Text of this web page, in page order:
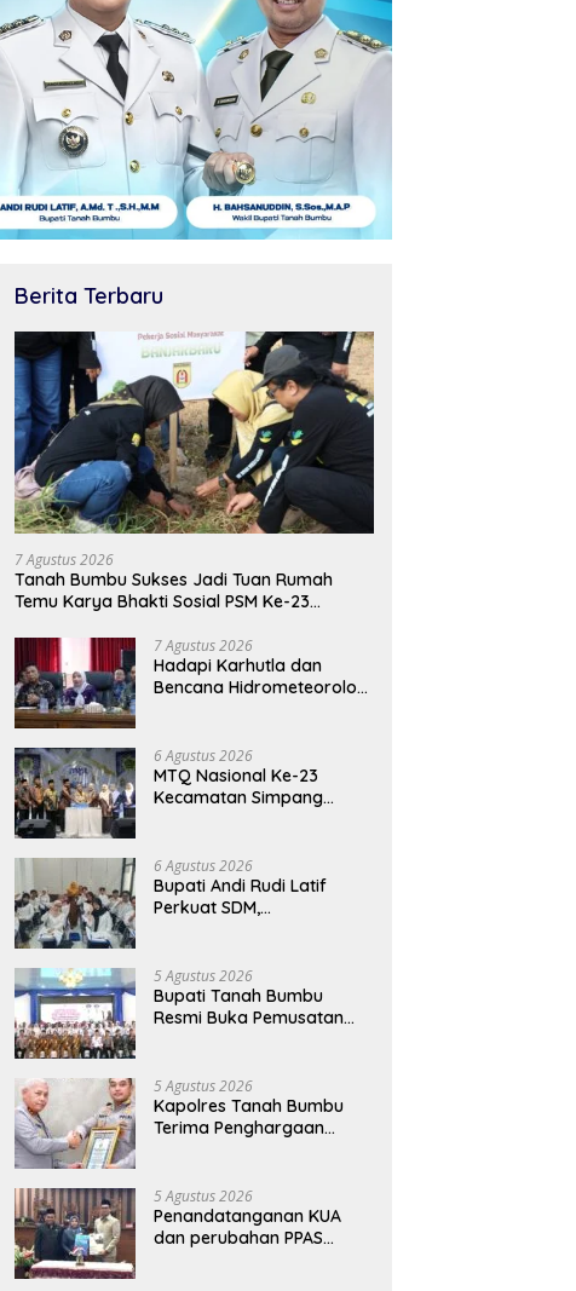
Berita Terbaru
7 Agustus 2026
Tanah Bumbu Sukses Jadi Tuan Rumah
Temu Karya Bhakti Sosial PSM Ke-23
7 Agustus 2026
Hadapi Karhutla dan
Bencana Hidrometeorologi
6 Agustus 2026
MTQ Nasional Ke-23
Kecamatan Simpang
6 Agustus 2026
Bupati Andi Rudi Latif
Perkuat SDM,
dan Barbershop
5 Agustus 2026
Bupati Tanah Bumbu
Resmi Buka Pemusatan
5 Agustus 2026
Kapolres Tanah Bumbu
Terima Penghargaan
5 Agustus 2026
Penandatanganan KUA
dan perubahan PPAS